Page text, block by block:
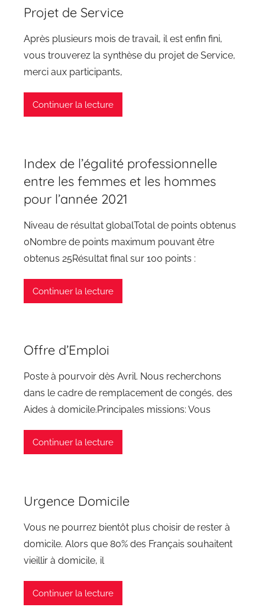
Projet de Service
Après plusieurs mois de travail, il est enfin fini,
vous trouverez la synthèse du projet de Service,
merci aux participants,
Continuer la lecture
Index de l’égalité professionnelle
entre les femmes et les hommes
pour l’année 2021
Niveau de résultat globalTotal de points obtenus
0Nombre de points maximum pouvant être
obtenus 25Résultat final sur 100 points :
Continuer la lecture
Offre d’Emploi
Poste à pourvoir dès Avril. Nous recherchons
dans le cadre de remplacement de congés, des
Aides à domicile.Principales missions: Vous
Continuer la lecture
Urgence Domicile
Vous ne pourrez bientôt plus choisir de rester à
domicile. Alors que 80% des Français souhaitent
vieillir à domicile, il
Continuer la lecture